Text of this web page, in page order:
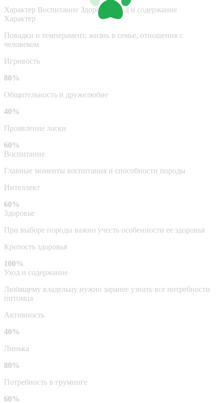
Характер Воспитание Здоровье
Уход и содержание
Характер
Повадки и темперамент, жизнь в семье, отношения с
человеком
Игривость
80%
Общительность и дружелюбие
40%
Проявление ласки
60%
Воспитание
Главные моменты воспитания и способности породы
Интеллект
60%
Здоровье
При выборе породы важно учесть особенности ее здоровья
Крепость здоровья
100%
Уход и содержание
Любящему владельцу нужно заранее узнать все потребности
питомца
Активность
40%
Линька
80%
Потребность в груминге
60%